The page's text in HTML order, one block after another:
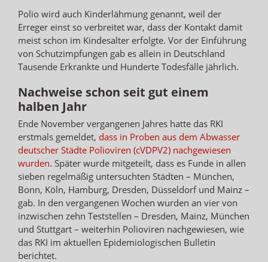
Polio wird auch Kinderlähmung genannt, weil der
Erreger einst so verbreitet war, dass der Kontakt damit
meist schon im Kindesalter erfolgte. Vor der Einführung
von Schutzimpfungen gab es allein in Deutschland
Tausende Erkrankte und Hunderte Todesfälle jährlich.
Nachweise schon seit gut einem
halben Jahr
Ende November vergangenen Jahres hatte das RKI
erstmals gemeldet, dass in Proben aus dem Abwasser
deutscher Städte Polioviren (cVDPV2) nachgewiesen
wurden. Später wurde mitgeteilt, dass es Funde in allen
sieben regelmäßig untersuchten Städten – München,
Bonn, Köln, Hamburg, Dresden, Düsseldorf und Mainz –
gab. In den vergangenen Wochen wurden an vier von
inzwischen zehn Teststellen – Dresden, Mainz, München
und Stuttgart – weiterhin Polioviren nachgewiesen, wie
das RKI im aktuellen Epidemiologischen Bulletin
berichtet.